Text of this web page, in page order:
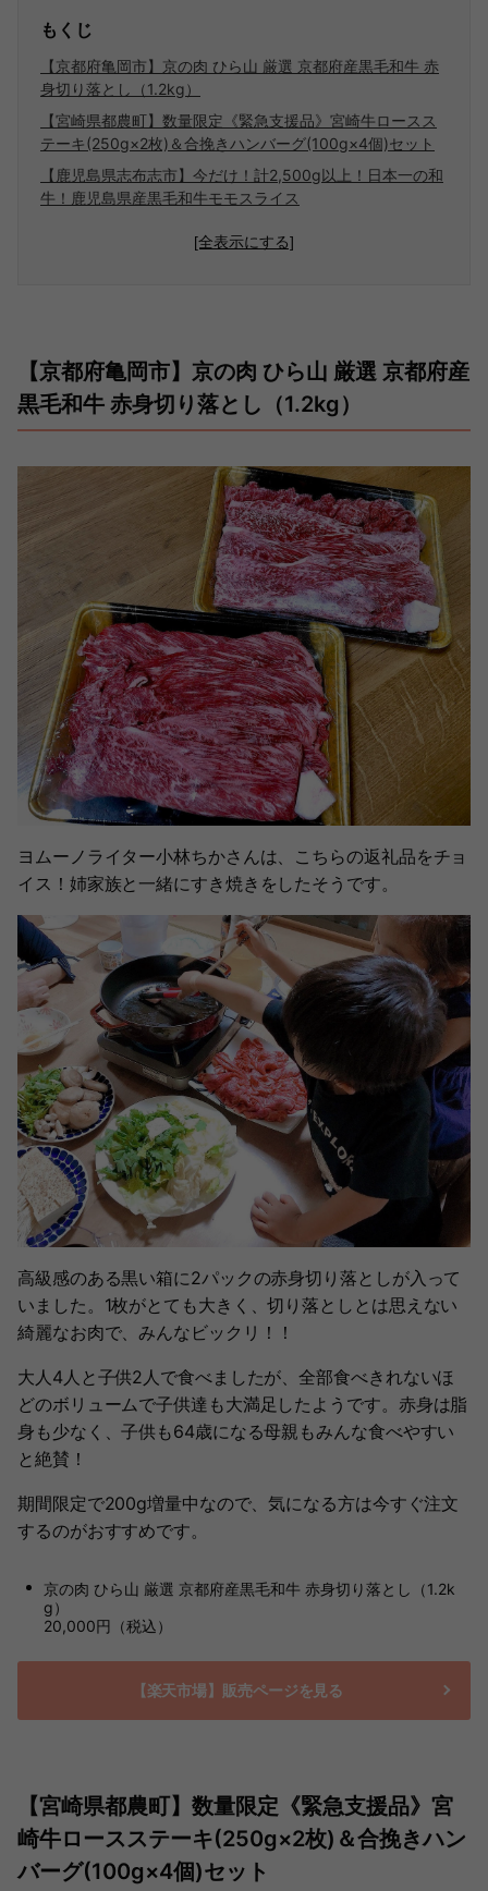
もくじ
【京都府亀岡市】京の肉 ひら山 厳選 京都府産黒毛和牛 赤
身切り落とし（1.2kg）
【宮崎県都農町】数量限定《緊急支援品》宮崎牛ロースス
テーキ(250g×2枚)＆合挽きハンバーグ(100g×4個)セット
【鹿児島県志布志市】今だけ！計2,500g以上！日本一の和
牛！鹿児島県産黒毛和牛モモスライス
[全表示にする]
【京都府亀岡市】京の肉 ひら山 厳選 京都府産
黒毛和牛 赤身切り落とし（1.2kg）
ヨムーノライター小林ちかさんは、こちらの返礼品をチョ
イス！姉家族と一緒にすき焼きをしたそうです。
高級感のある黒い箱に2パックの赤身切り落としが入って
いました。1枚がとても大きく、切り落としとは思えない
綺麗なお肉で、みんなビックリ！！
大人4人と子供2人で食べましたが、全部食べきれないほ
どのボリュームで子供達も大満足したようです。赤身は脂
身も少なく、子供も64歳になる母親もみんな食べやすい
と絶賛！
期間限定で200g増量中なので、気になる方は今すぐ注文
するのがおすすめです。
京の肉 ひら山 厳選 京都府産黒毛和牛 赤身切り落とし（1.2k
g）
20,000円（税込）
【楽天市場】販売ページを見る
【宮崎県都農町】数量限定《緊急支援品》宮
崎牛ロースステーキ(250g×2枚)＆合挽きハン
バーグ(100g×4個)セット